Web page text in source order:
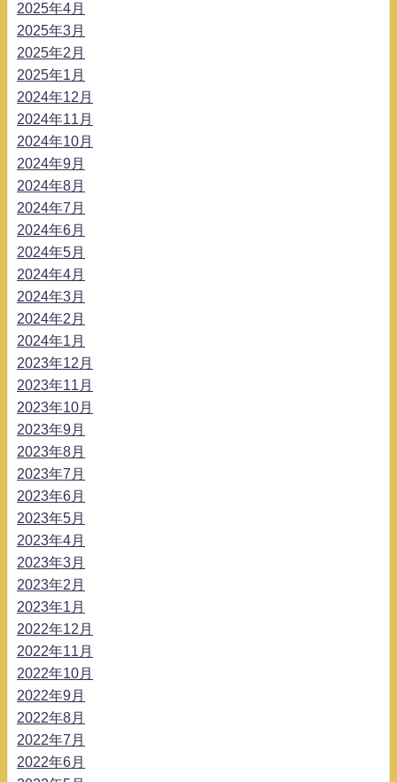
2025年4月
2025年3月
2025年2月
2025年1月
2024年12月
2024年11月
2024年10月
2024年9月
2024年8月
2024年7月
2024年6月
2024年5月
2024年4月
2024年3月
2024年2月
2024年1月
2023年12月
2023年11月
2023年10月
2023年9月
2023年8月
2023年7月
2023年6月
2023年5月
2023年4月
2023年3月
2023年2月
2023年1月
2022年12月
2022年11月
2022年10月
2022年9月
2022年8月
2022年7月
2022年6月